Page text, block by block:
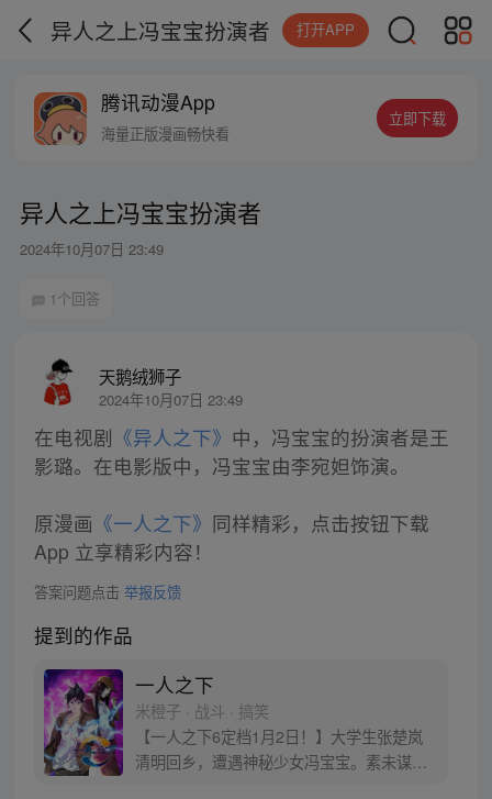
异人之上冯宝宝扮演者 打开APP
腾讯动漫App
海量正版漫画畅快看
立即下载
异人之上冯宝宝扮演者
2024年10月07日 23:49
1个回答
天鹅绒狮子
2024年10月07日 23:49
在电视剧 《异人之下》 中，冯宝宝的扮演者是王
影璐。在电影版中，冯宝宝由李宛妲饰演。
原漫画 《一人之下》 同样精彩，点击按钮下载
App 立享精彩内容！
答案问题点击 举报反馈
提到的作品
一人之下
米橙子 · 战斗 · 搞笑
【一人之下6定档1月2日！】大学生张楚岚
清明回乡，遭遇神秘少女冯宝宝。素未谋面